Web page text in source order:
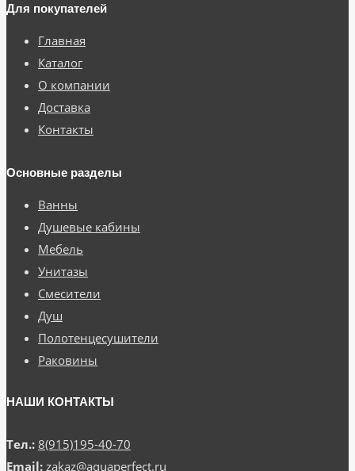
Для покупателей
Главная
Каталог
О компании
Доставка
Контакты
Основные разделы
Ванны
Душевые кабины
Мебель
Унитазы
Смесители
Душ
Полотенцесушители
Раковины
НАШИ КОНТАКТЫ
Тел.: 8(915)195-40-70
Email: zakaz@aquaperfect.ru